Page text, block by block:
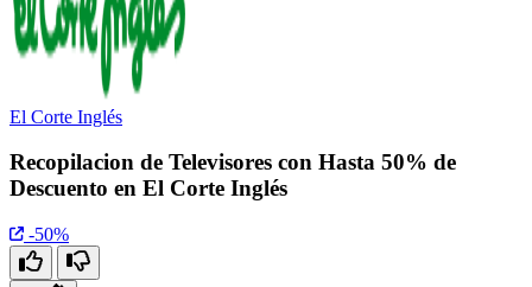
El Corte Inglés
Recopilacion de Televisores con Hasta 50% de
Descuento en El Corte Inglés
-50%